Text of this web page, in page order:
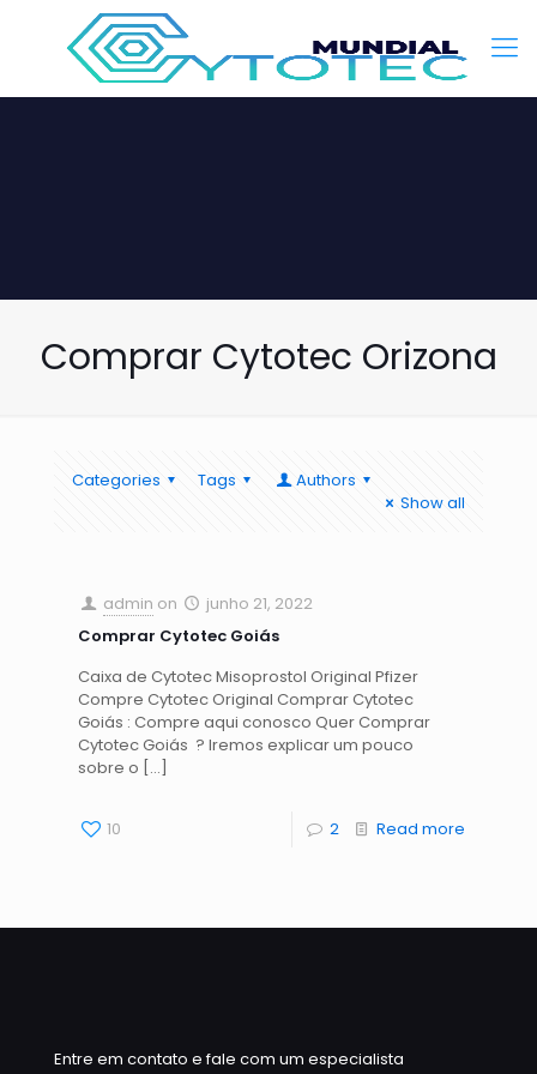
Comprar Cytotec Orizona
Categories Tags
Authors
Show all
admin on
junho 21, 2022
Comprar Cytotec Goiás
Caixa de Cytotec Misoprostol Original Pfizer
Compre Cytotec Original Comprar Cytotec
Goiás : Compre aqui conosco Quer Comprar
Cytotec Goiás ? Iremos explicar um pouco
sobre o […]
10 2 Read more
Entre em contato e fale com um especialista